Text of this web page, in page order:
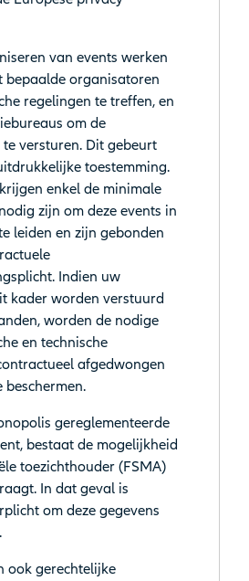
van events werken
bepaalde organisatoren
regelingen te treffen, en
om de
versturen. Dit gebeurt
toestemming.
enkel de minimale
zijn om deze events in
leiden en zijn gebonden
Indien uw
kader worden verstuurd
worden de nodige
en technische
afgedwongen
gereglementeerde
bestaat de mogelijkheid
toezichthouder (FSMA)
In dat geval is
om deze gegevens
ook gerechtelijke